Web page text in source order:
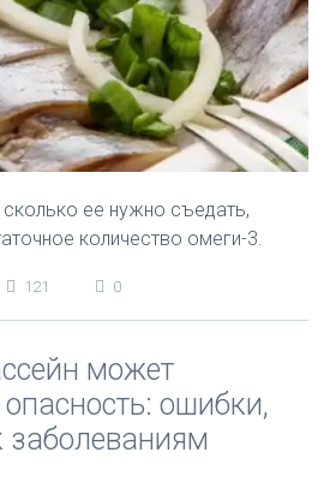
ее нужно съедать,
количество омеги-3.
121 0
может
ошибки,
заболеваниям